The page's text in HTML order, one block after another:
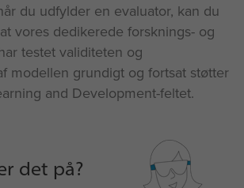
du udfylder en evaluator, kan du
vores dedikerede forsknings- og
testet validiteten og
modellen grundigt og fortsat støtter
and Development-feltet.
det på?